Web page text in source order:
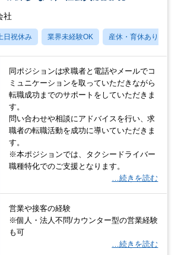
社
日祝休み 業界未経験OK 産休・育休あり
同ポジションは求職者と電話やメールでコ
ミュニケーションを取っていただきながら
転職成功までのサポートをしていただきま
す。
問い合わせや相談にアドバイスを行い、求
職者の転職活動を成功に導いていただきま
す。
※本ポジションでは、タクシードライバー
職種特化でのご支援となります。
…続きを読む
営業や接客の経験
※個人・法人不問/カウンター型の営業経験
も可
…続きを読む